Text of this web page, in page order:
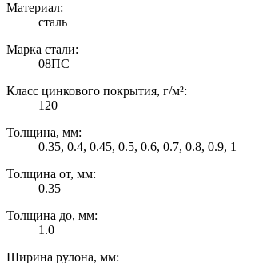
Материал:
сталь
Марка стали:
08ПС
Класс цинкового покрытия, г/м²:
120
Толщина, мм:
0.35, 0.4, 0.45, 0.5, 0.6, 0.7, 0.8, 0.9, 1
Толщина от, мм:
0.35
Толщина до, мм:
1.0
Ширина рулона, мм: